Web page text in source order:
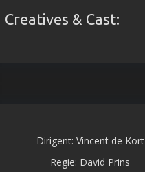
Creatives & Cast:
Dirigent: Vincent de Kort
Regie: David Prins